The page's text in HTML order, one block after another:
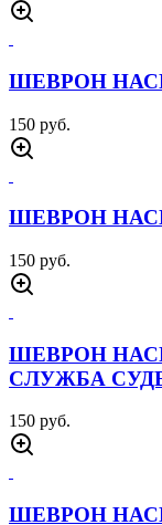
ШЕВРОН
150 руб.
ШЕВРОН
150 руб.
ШЕВРОН
СЛУЖБА
150 руб.
ШЕВРОН